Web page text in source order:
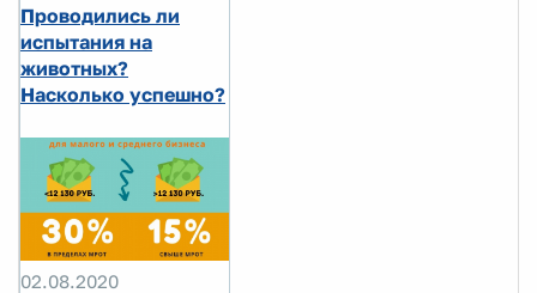
Проводились ли
испытания на
животных?
Насколько успешно?
02.08.2020